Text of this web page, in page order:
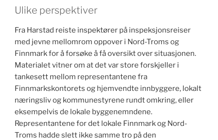
Ulike perspektiver
Fra Harstad reiste inspektører på inspeksjonsreiser
med jevne mellomrom oppover i Nord-Troms og
Finnmark for å forsøke å få oversikt over situasjonen.
Materialet vitner om at det var store forskjeller i
tankesett mellom representantene fra
Finnmarkskontorets og hjemvendte innbyggere, lokalt
næringsliv og kommunestyrene rundt omkring, eller
eksempelvis de lokale byggenemndene.
Representantene for det lokale Finnmark og Nord-
Troms hadde slett ikke samme tro på den